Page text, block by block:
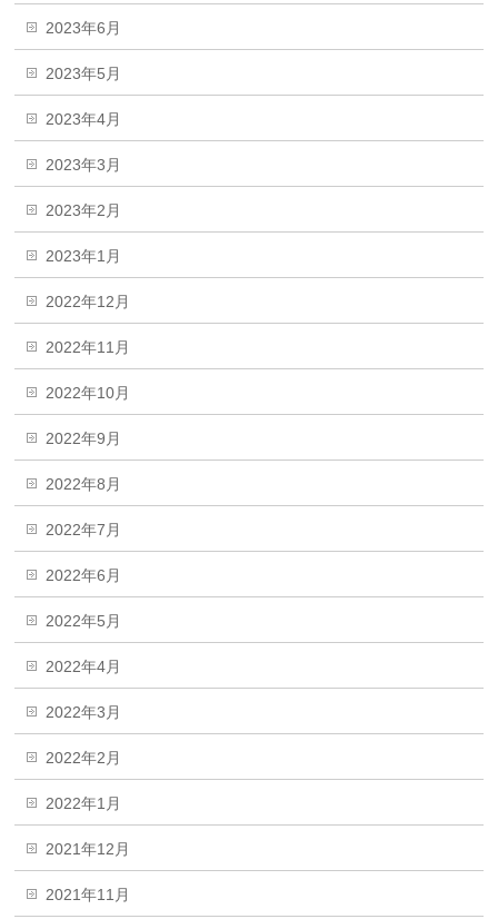
2023年6月
2023年5月
2023年4月
2023年3月
2023年2月
2023年1月
2022年12月
2022年11月
2022年10月
2022年9月
2022年8月
2022年7月
2022年6月
2022年5月
2022年4月
2022年3月
2022年2月
2022年1月
2021年12月
2021年11月